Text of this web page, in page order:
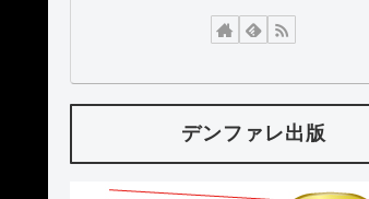
デンファレ出版